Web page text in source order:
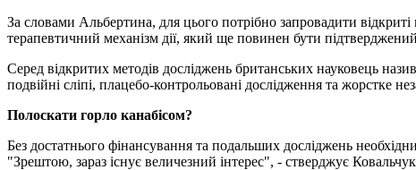
За словами Альбертина, для цього потрібно запровадити
терапевтичний механізм дії, який ще повинен бути
Серед відкритих методів досліджень британських науковець
подвійні сліпі, плацебо-контрольовані дослідження та жорстке
Полоскати горло канабісом?
Без достатнього фінансування та подальших досліджень
"Зрештою, зараз існує величезний інтерес", - стверджує